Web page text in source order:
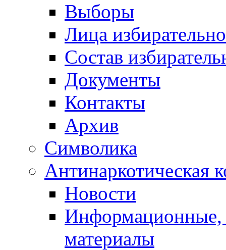
Выборы
Лица
Состав
Документы
Контакты
Архив
Символика
Антинаркотическая
Новости
Информационные,
материалы